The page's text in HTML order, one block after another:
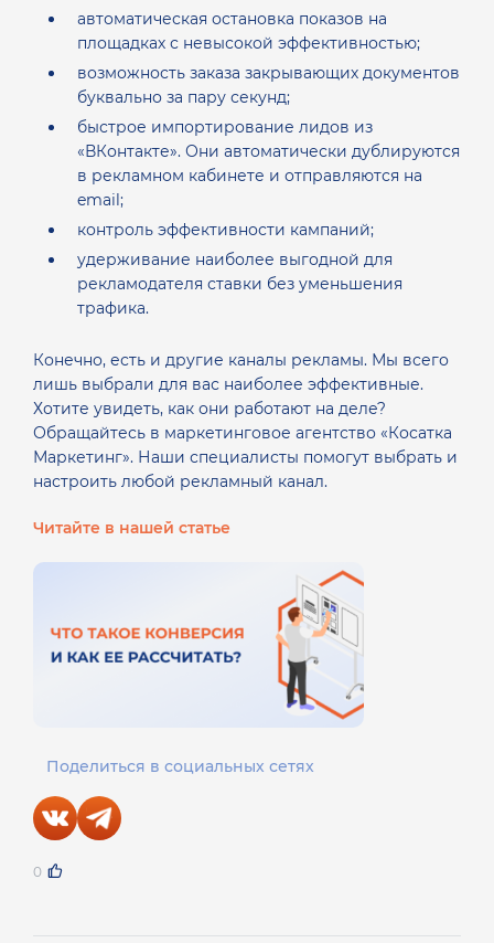
автоматическая остановка показов на
площадках с невысокой эффективностью;
возможность заказа закрывающих документов
буквально за пару секунд;
быстрое импортирование лидов из
«ВКонтакте». Они автоматически дублируются
в рекламном кабинете и отправляются на
email;
контроль эффективности кампаний;
удерживание наиболее выгодной для
рекламодателя ставки без уменьшения
трафика.
Конечно, есть и другие каналы рекламы. Мы всего
лишь выбрали для вас наиболее эффективные.
Хотите увидеть, как они работают на деле?
Обращайтесь в маркетинговое агентство «Косатка
Маркетинг». Наши специалисты помогут выбрать и
настроить любой рекламный канал.
Читайте в нашей статье
Поделиться в социальных сетях
0